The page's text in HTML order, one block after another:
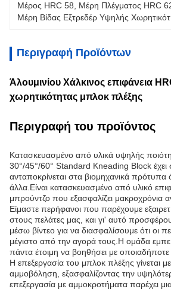
Μέρος HRC 58
Μέρη Πλέγματος HRC
Μέρη Βίδας Εξτρεδέρ Υψηλής
Περιγραφή Προϊόντων
Άλουμινίου Χάλκινος επιφάνεια
χωρητικότητας μπλοκ πλέξης
Περιγραφή του προϊόντος
Κατασκευασμένο από υλικά υψηλής
30°/45°/60° Standard Kneading Block έχει
ανταποκρίνεται στα βιομηχανικά
άλλα.Είναι κατασκευασμένο από υλικό
μπρούντζο που εξασφαλίζει μακροχρόνια
Είμαστε περήφανοι που παρέχουμε
στους πελάτες μας, και γι' αυτό
μέσω βίντεο για να διασφαλίσουμε ότι οι
μέγιστο από την αγορά τους.Η ομάδα
πάντα έτοιμη να βοηθήσει με
Η επεξεργασία του μπλοκ πλέξης γίνεται
αμμοβόληση, εξασφαλίζοντας την
επεξεργασία με αμμοκροτήματα παρέχει